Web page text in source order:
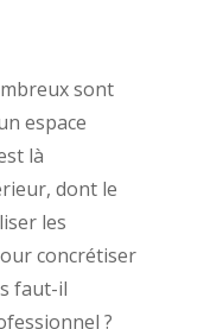
sont
espace
là
dont le
les
concrétiser
faut-il
?